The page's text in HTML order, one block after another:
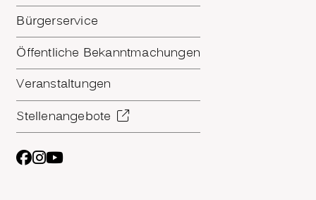
Bürgerservice
Öffentliche Bekanntmachungen
Veranstaltungen
Stellenangebote